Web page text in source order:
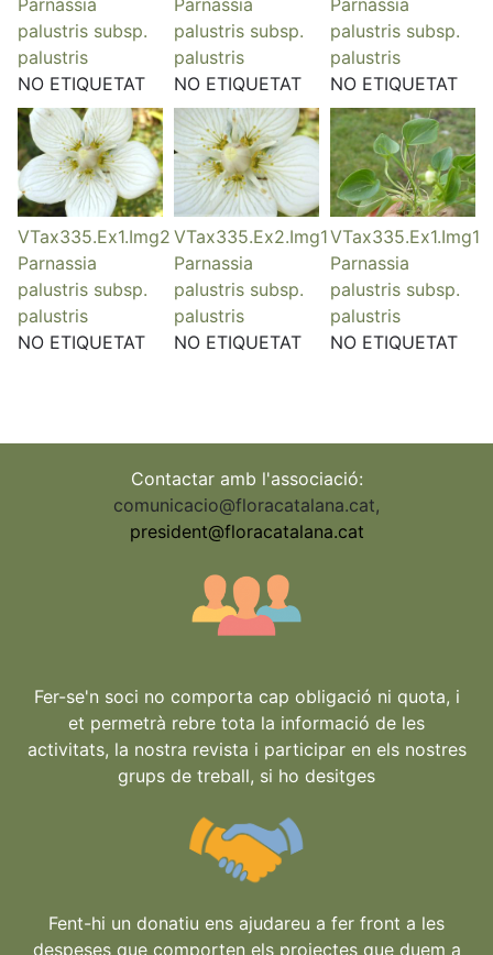
palustris subsp.
palustris
NO ETIQUETAT
palustris subsp.
palustris
NO ETIQUETAT
palustris subsp.
palustris
NO ETIQUETAT
VTax335.Ex1.Img2
Parnassia
palustris subsp.
palustris
NO ETIQUETAT
VTax335.Ex2.Img1
Parnassia
palustris subsp.
palustris
NO ETIQUETAT
VTax335.Ex1.Img1
Parnassia
palustris subsp.
palustris
NO ETIQUETAT
Contactar amb l'associació:
comunicacio@floracatalana.cat,
president@floracatalana.cat
Fer-se'n soci no comporta cap obligació ni quota, i
et permetrà rebre tota la informació de les
activitats, la nostra revista i participar en els nostres
grups de treball, si ho desitges
Fent-hi un donatiu ens ajudareu a fer front a les
despeses que comporten els projectes que duem a